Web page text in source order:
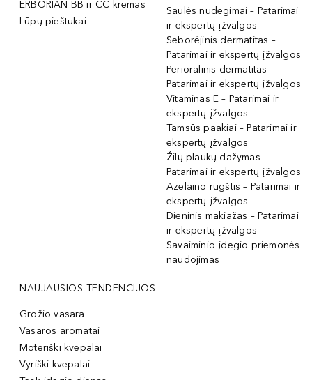
ERBORIAN BB ir CC kremas
Lūpų pieštukai
Saulės nudegimai – Patarimai
ir ekspertų įžvalgos
Seborėjinis dermatitas –
Patarimai ir ekspertų įžvalgos
Perioralinis dermatitas –
Patarimai ir ekspertų įžvalgos
Vitaminas E – Patarimai ir
ekspertų įžvalgos
Tamsūs paakiai – Patarimai ir
ekspertų įžvalgos
Žilų plaukų dažymas –
Patarimai ir ekspertų įžvalgos
Azelaino rūgštis – Patarimai ir
ekspertų įžvalgos
Dieninis makiažas – Patarimai
ir ekspertų įžvalgos
Savaiminio įdegio priemonės
naudojimas
NAUJAUSIOS TENDENCIJOS
Grožio vasara
Vasaros aromatai
Moteriški kvepalai
Vyriški kvepalai